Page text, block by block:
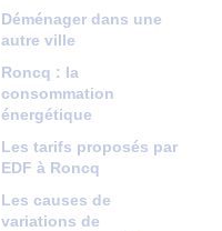
Déménager dans une
autre ville
Roncq : la
consommation
énergétique
Les tarifs proposés par
EDF à Roncq
Les causes de
variations de